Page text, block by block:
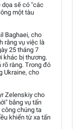
dọa sẽ có "các
một tàu
Baghaei, cho
rằng vụ việc là
25 tháng 7
khác bị thương.
rõ ràng. Trong đó
Ukraine, cho
Zelenskiy cho
bằng vụ tấn
chúng ta
khiển từ xa tấn